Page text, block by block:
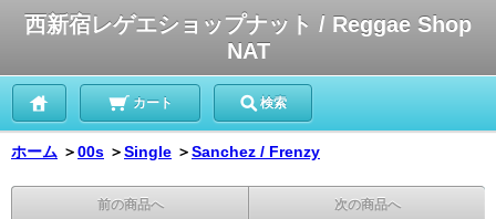
西新宿レゲエショップナット / Reggae Shop
NAT
カート 検索
ホーム ＞00s ＞Single ＞Sanchez / Frenzy
前の商品へ 次の商品へ